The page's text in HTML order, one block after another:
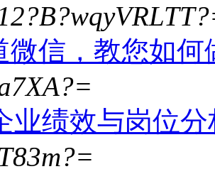
微信，教您如
业绩效与岗位